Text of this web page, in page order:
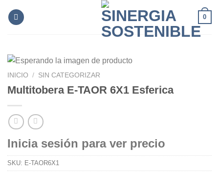
0
INICIO / SIN CATEGORIZAR
Multitobera E-TAOR 6X1 Esferica
Inicia sesión para ver precio
SKU: E-TAOR6X1